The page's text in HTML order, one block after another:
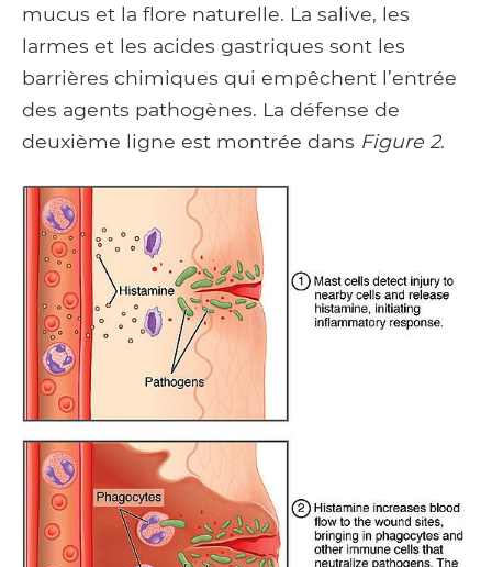
mucus et la flore naturelle. La salive, les
larmes et les acides gastriques sont les
barrières chimiques qui empêchent l’entrée
des agents pathogènes. La défense de
deuxième ligne est montrée dans Figure 2.